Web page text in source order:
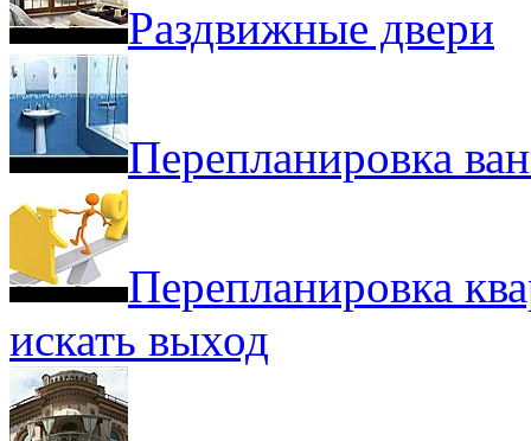
Раздвижные двери
Перепланировка
Перепланировка
искать выход